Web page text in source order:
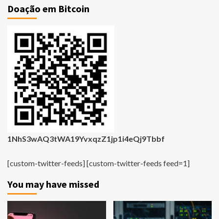
Doação em Bitcoin
1NhS3wAQ3tWA19YvxqzZ1jp1i4eQj9Tbbf
[custom-twitter-feeds] [custom-twitter-feeds feed=1]
You may have missed